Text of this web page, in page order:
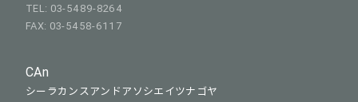
TEL: 03-5489-8264
FAX: 03-5458-6117
CAn
シーラカンスアンドアソシエイツナゴヤ